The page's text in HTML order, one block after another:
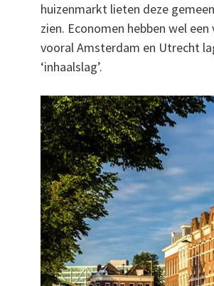
huizenmarkt lieten deze
zien. Economen hebben wel
vooral Amsterdam en Utrecht
‘inhaalslag’.